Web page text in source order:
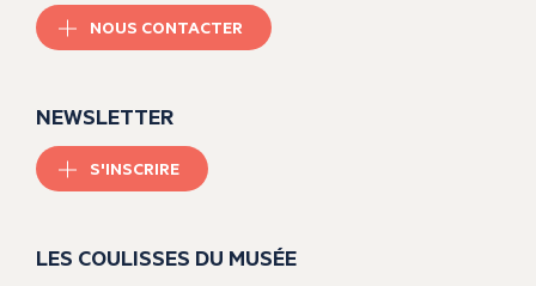
NOUS CONTACTER
NEWSLETTER
S'INSCRIRE
LES COULISSES DU MUSÉE